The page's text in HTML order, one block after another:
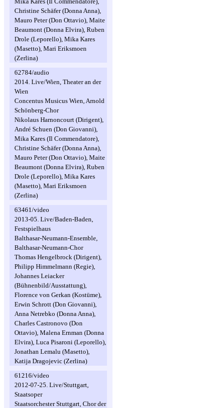
Christine Schäfer (Donna Anna),
Mauro Peter (Don Ottavio), Maite
Beaumont (Donna Elvira), Ruben
Drole (Leporello), Mika Kares
(Masetto), Mari Eriksmoen
(Zerlina)
62784/audio
2014. Live/Wien, Theater an der
Wien
Concentus Musicus Wien, Arnold
Schönberg-Chor
Nikolaus Harnoncourt (Dirigent),
André Schuen (Don Giovanni),
Mika Kares (Il Commendatore),
Christine Schäfer (Donna Anna),
Mauro Peter (Don Ottavio), Maite
Beaumont (Donna Elvira), Ruben
Drole (Leporello), Mika Kares
(Masetto), Mari Eriksmoen
(Zerlina)
63461/video
2013-05. Live/Baden-Baden,
Festspielhaus
Balthasar-Neumann-Ensemble,
Balthasar-Neumann-Chor
Thomas Hengelbrock (Dirigent),
Philipp Himmelmann (Regie),
Johannes Leiacker
(Bühnenbild/Ausstattung),
Florence von Gerkan (Kostüme),
Erwin Schrott (Don Giovanni),
Anna Netrebko (Donna Anna),
Charles Castronovo (Don
Ottavio), Malena Ernman (Donna
Elvira), Luca Pisaroni (Leporello),
Jonathan Lemalu (Masetto),
Katija Dragojevic (Zerlina)
61216/video
2012-07-25. Live/Stuttgart,
Staatsoper
Staatsorchester Stuttgart, Chor der